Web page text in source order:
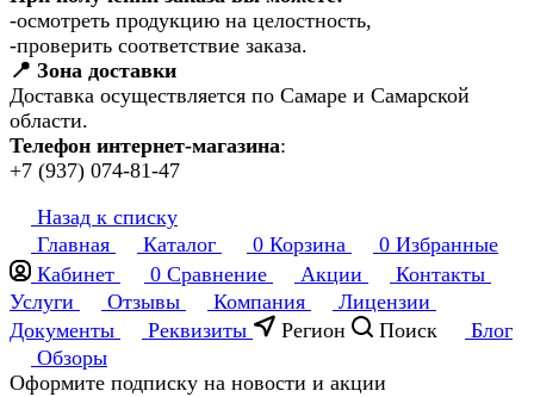
-осмотреть продукцию на целостность,
-проверить соответствие заказа.
📍 Зона доставки
Доставка осуществляется по Самаре и Самарской
области.
Телефон интернет-магазина:
+7 (937) 074-81-47
Назад к списку
Главная
Каталог 0 Корзина 0 Избранные
Кабинет
0 Сравнение Акции
Контакты
Услуги
Отзывы Компания
Лицензии
Документы
Реквизиты Регион Поиск
Блог
Обзоры
Оформите подписку на новости и акции